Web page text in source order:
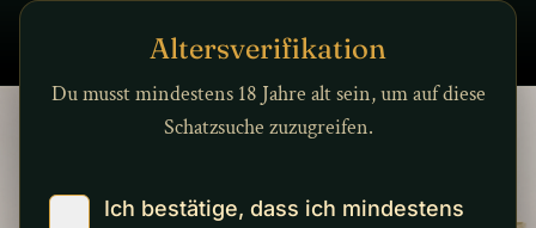
Zum Inhalt springen
Altersverifikation
Du musst mindestens 18 Jahre alt sein, um auf diese
Schatzsuche zuzugreifen.
Ich bestätige, dass ich mindestens